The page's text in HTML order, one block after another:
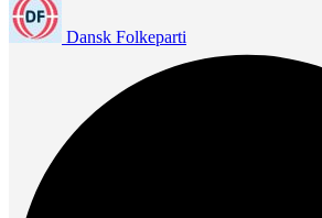
Dansk Folkeparti